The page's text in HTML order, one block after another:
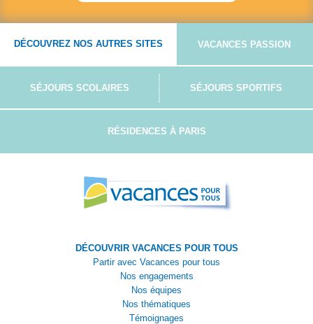
DÉCOUVREZ NOS AUTRES SITES VACANCES PASSION
SÉJOURS SCOLAIRES SÉJOURS SPORTIFS
RÉSIDENCES À PARIS
DÉCOUVRIR VACANCES POUR TOUS
Partir avec Vacances pour tous
Nos engagements
Nos équipes
Nos thématiques
Témoignages